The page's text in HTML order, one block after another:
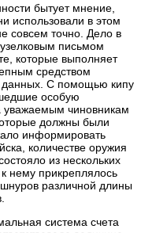
бытует мнение,
использовали в этом
совсем точно. Дело в
письмом
которые выполняет
средством
данных. С помощью кипу
особую
уважаемым чиновникам
должны были
информировать
количестве оружия
из нескольких
нему прикреплялось
различной длины
система счета